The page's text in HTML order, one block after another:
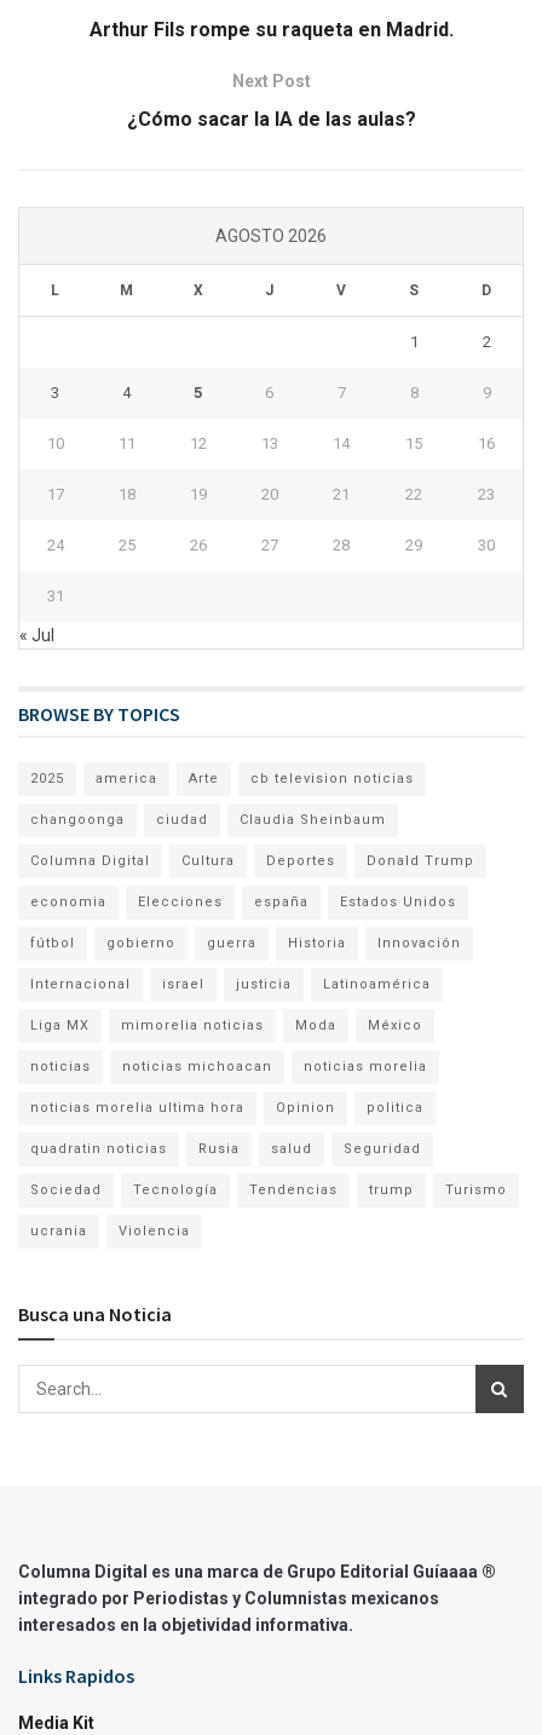
Arthur Fils rompe su raqueta en Madrid.
Next Post
¿Cómo sacar la IA de las aulas?
AGOSTO 2026
L M X J V S D
1 2
3 4 5 6 7 8 9
10 11 12 13 14 15 16
17 18 19 20 21 22 23
24 25 26 27 28 29 30
31
« Jul
BROWSE BY TOPICS
2025 america Arte cb television noticias
changoonga ciudad Claudia Sheinbaum
Columna Digital Cultura Deportes Donald Trump
economia Elecciones españa Estados Unidos
fútbol gobierno guerra Historia Innovación
Internacional israel justicia Latinoamérica
Liga MX mimorelia noticias Moda México
noticias noticias michoacan noticias morelia
noticias morelia ultima hora Opinion politica
quadratin noticias Rusia salud Seguridad
Sociedad Tecnología Tendencias trump Turismo
ucrania Violencia
Busca una Noticia
Columna Digital es una marca de Grupo Editorial Guíaaaa ®
integrado por Periodistas y Columnistas mexicanos
interesados en la objetividad informativa.
Links Rapidos
Media Kit